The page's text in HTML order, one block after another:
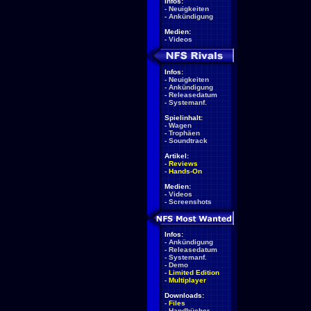
- Neuigkeiten
- Ankündigung
Medien:
- Videos
Infos:
- Neuigkeiten
- Ankündigung
- Releasedatum
- Systemanf.
Spielinhalt:
- Wagen
- Trophäen
- Soundtrack
Artikel:
- Reviews
- Hands-On
Medien:
- Videos
- Screenshots
Infos:
- Ankündigung
- Releasedatum
- Systemanf.
- Demo
- Limited Edition
- Multiplayer
Downloads:
- Files